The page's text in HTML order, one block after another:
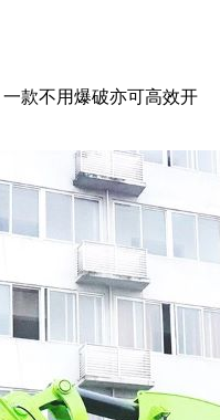
一款不用爆破亦可高效开